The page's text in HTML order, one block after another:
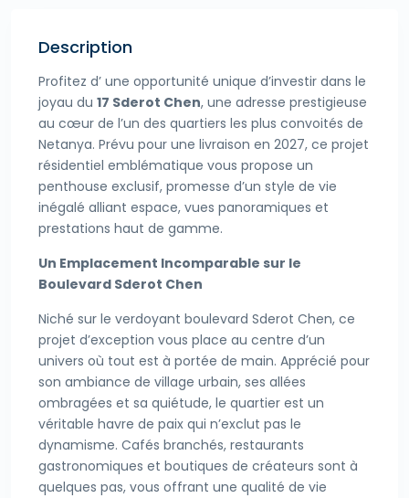
Description
Profitez d’ une opportunité unique d’investir dans le
joyau du 17 Sderot Chen, une adresse prestigieuse
au cœur de l’un des quartiers les plus convoités de
Netanya. Prévu pour une livraison en 2027, ce projet
résidentiel emblématique vous propose un
penthouse exclusif, promesse d’un style de vie
inégalé alliant espace, vues panoramiques et
prestations haut de gamme.
Un Emplacement Incomparable sur le
Boulevard Sderot Chen
Niché sur le verdoyant boulevard Sderot Chen, ce
projet d’exception vous place au centre d’un
univers où tout est à portée de main. Apprécié pour
son ambiance de village urbain, ses allées
ombragées et sa quiétude, le quartier est un
véritable havre de paix qui n’exclut pas le
dynamisme. Cafés branchés, restaurants
gastronomiques et boutiques de créateurs sont à
quelques pas, vous offrant une qualité de vie